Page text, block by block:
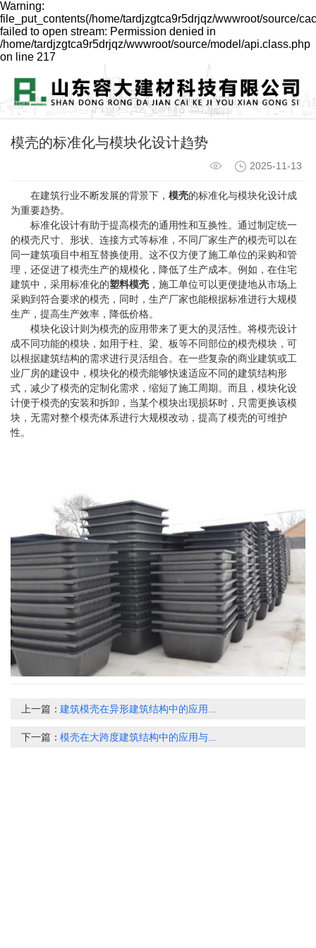
Warning:
file_put_contents(/home/tardjzgtca9r5drjqz/wwwroot/source/
failed to open stream: Permission denied in
/home/tardjzgtca9r5drjqz/wwwroot/source/model/api.class.php
on line 217
模壳的标准化与模块化设计趋势
2025-11-13
在建筑行业不断发展的背景下， 模壳的标准化与模块化设计成
为重要趋势。
标准化设计有助于提高模壳的通用性和互换性。通过制定统一
的模壳尺寸、形状、连接方式等标准，不同厂家生产的模壳可以在
同一建筑项目中相互替换使用。这不仅方便了施工单位的采购和管
理，还促进了模壳生产的规模化，降低了生产成本。例如，在住宅
建筑中，采用标准化的塑料模壳 ，施工单位可以更便捷地从市场上
采购到符合要求的模壳，同时，生产厂家也能根据标准进行大规模
生产，提高生产效率，降低价格。
模块化设计则为模壳的应用带来了更大的灵活性。将模壳设计
成不同功能的模块，如用于柱、梁、板等不同部位的模壳模块，可
以根据建筑结构的需求进行灵活组合。在一些复杂的商业建筑或工
业厂房的建设中，模块化的模壳能够快速适应不同的建筑结构形
式，减少了模壳的定制化需求，缩短了施工周期。而且，模块化设
计便于模壳的安装和拆卸，当某个模块出现损坏时，只需更换该模
块，无需对整个模壳体系进行大规模改动，提高了模壳的可维护
性。
上一篇：建筑模壳在异形建筑结构中的应用...
下一篇：模壳在大跨度建筑结构中的应用与...